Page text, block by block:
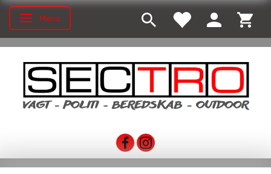
Toggle navigation
Menu